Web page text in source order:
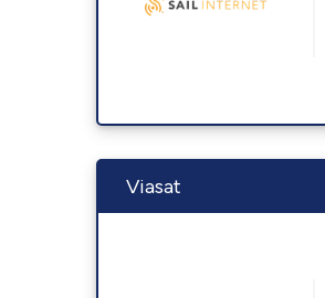
Viasat